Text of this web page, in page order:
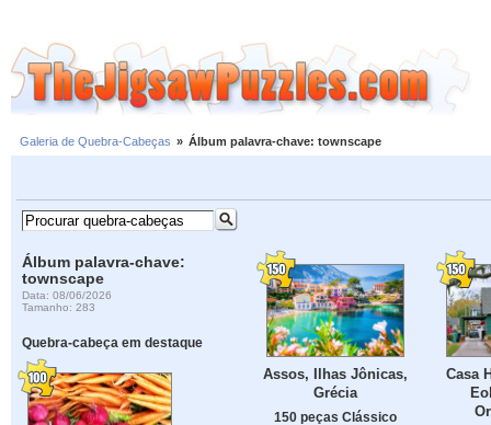
Galeria de Quebra-Cabeças » Álbum palavra-chave: townscape
Álbum palavra-chave:
townscape
Data: 08/06/2026
Tamanho: 283
Quebra-cabeça em destaque
Assos, Ilhas Jônicas,
Grécia
150 peças Clássico
Casa